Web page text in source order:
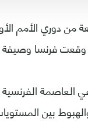
فرنسا وصيفة
بين